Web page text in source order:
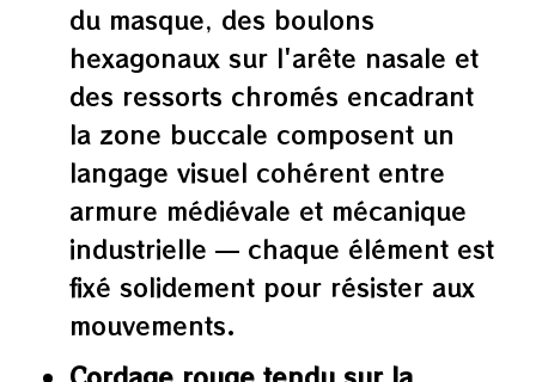
du masque, des boulons
hexagonaux sur l'arête nasale et
des ressorts chromés encadrant
la zone buccale composent un
langage visuel cohérent entre
armure médiévale et mécanique
industrielle — chaque élément est
fixé solidement pour résister aux
mouvements.